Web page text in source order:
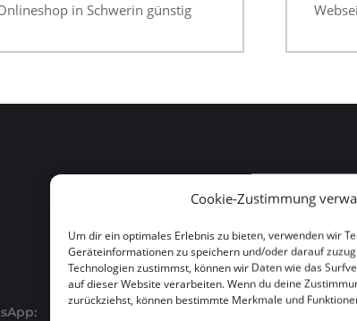
Cookie-Zustimmung
Um dir ein optimales Erlebnis zu bieten, verwenden wir
Geräteinformationen zu speichern und/oder darauf
Technologien zustimmst, können wir Daten wie das
auf dieser Website verarbeiten. Wenn du deine
zurückziehst, können bestimmte Merkmale und
in Schwerin günstig